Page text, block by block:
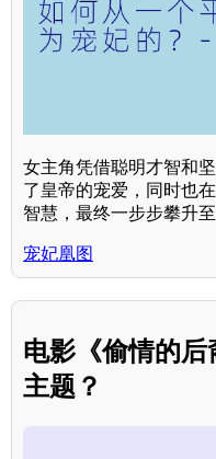
女主角凭借聪明才智和
了皇帝的宠爱，同时也
智慧，最终一步步攀升至
宠妃凰图
电影《偷情的
主题？